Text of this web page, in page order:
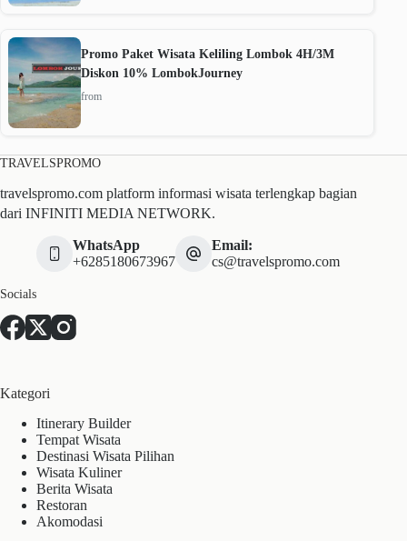
Promo Paket Wisata Keliling Lombok 4H/3M
Diskon 10% LombokJourney
from
TRAVELSPROMO
travelspromo.com platform informasi wisata terlengkap bagian
dari INFINITI MEDIA NETWORK.
WhatsApp
+6285180673967
Email:
cs@travelspromo.com
Socials
Kategori
Itinerary Builder
Tempat Wisata
Destinasi Wisata Pilihan
Wisata Kuliner
Berita Wisata
Restoran
Akomodasi